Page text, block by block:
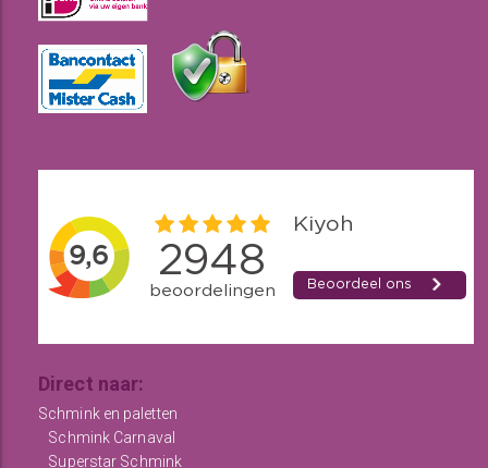
Direct naar:
Schmink en paletten
Schmink Carnaval
Superstar Schmink